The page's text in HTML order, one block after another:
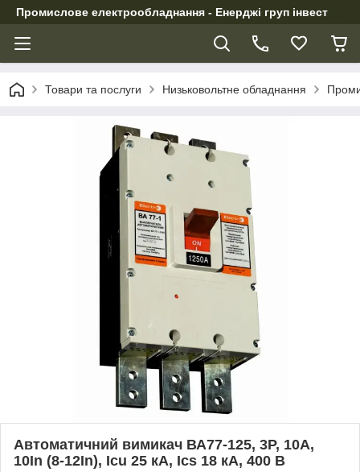
Промислове електрообладнання - Енерджі груп інвест
Товари та послуги Низьковольтне обладнання
Автоматичний вимикач ВА77-125, 3Р, 10А,
10In (8-12In), Icu 25 кА, Ics 18 кА, 400 В